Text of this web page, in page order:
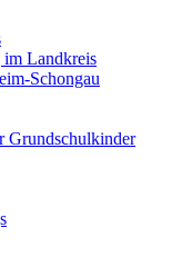
im Landkreis
Schongau
Grundschulkinder